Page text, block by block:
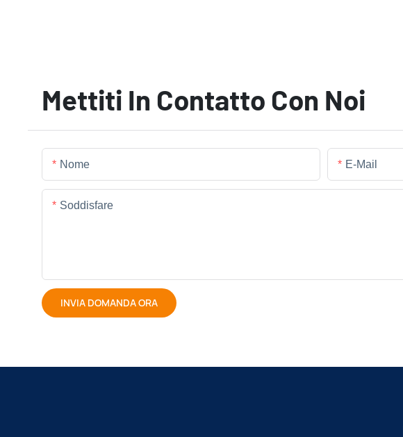
Mettiti In Contatto Con Noi
Nome E-Mail
Soddisfare
INVIA DOMANDA ORA